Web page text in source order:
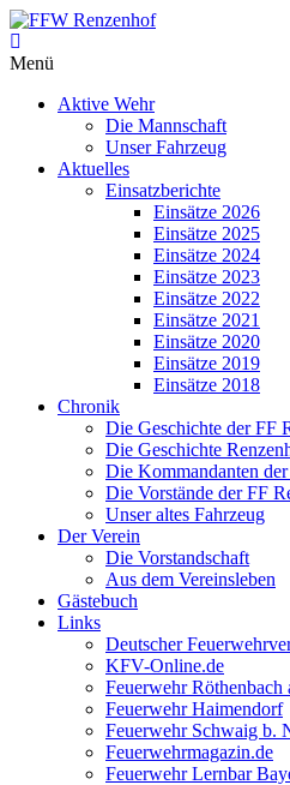
Zum
Inhalt
springen
FFW
Renzenhof
Löschen
Menü
Aktive Wehr
Die Mannschaft
Unser Fahrzeug
Aktuelles
Einsatzberichte
Einsätze 2026
Einsätze 2025
Einsätze 2024
Einsätze 2023
Einsätze 2022
Einsätze 2021
Einsätze 2020
Einsätze 2019
Einsätze 2018
Chronik
Die Geschichte der FF
Die Geschichte
Die Kommandanten
Die Vorstände der FF
Unser altes Fahrzeug
Der Verein
Die Vorstandschaft
Aus dem Vereinsleben
Gästebuch
Links
Deutscher
KFV-Online.de
Feuerwehr Röthenbach
Feuerwehr Haimendorf
Feuerwehr Schwaig b.
Feuerwehrmagazin.de
Feuerwehr Lernbar